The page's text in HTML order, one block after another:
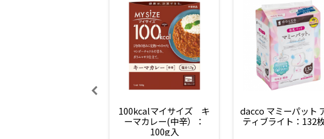
100kcalマイサイズ　キ
ーマカレー(中辛）：
100g入
dacco マミーパット
ティブライト：132